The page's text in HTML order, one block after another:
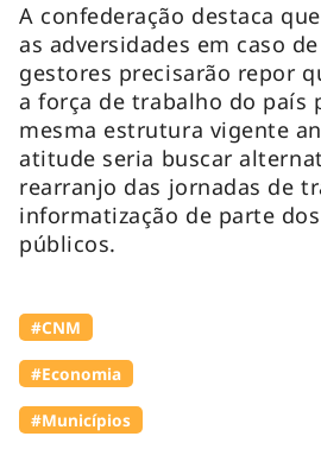
A confederação destaca
as adversidades em caso
gestores precisarão repor
a força de trabalho do país
mesma estrutura vigente
atitude seria buscar
rearranjo das jornadas de
informatização de parte
públicos.
#CNM
#Economia
#Municípios